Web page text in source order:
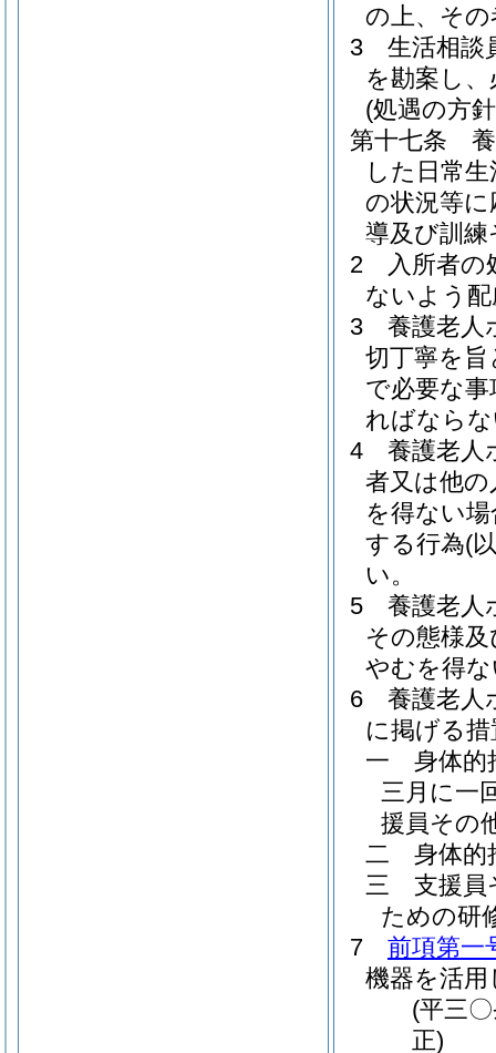
の上、そ
3
生活相談
を勘案し
(処遇の方
第十七条
した日常
の状況等
導及び訓
2
入所者
ないよう
3
養護老人
切丁寧を
で必要な
ればなら
4
養護老人
者又は他
を得ない
する行為(
い。
5
養護老人
その態様
やむを得
6
養護老人
に掲げる
一
身体的
三月に一
援員その
二
身体的
三
支援員
ための研
7
前項第一
機器を活
(平三
正)